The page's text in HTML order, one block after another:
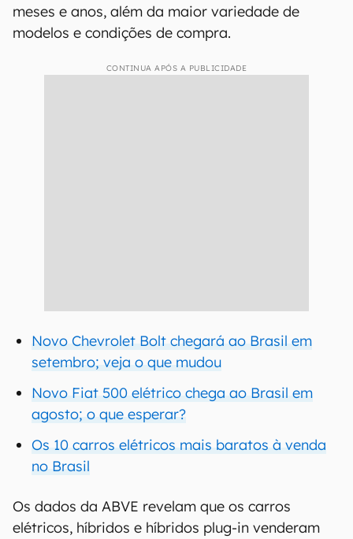
meses e anos, além da maior variedade de
modelos e condições de compra.
CONTINUA APÓS A PUBLICIDADE
Novo Chevrolet Bolt chegará ao Brasil em
setembro; veja o que mudou
Novo Fiat 500 elétrico chega ao Brasil em
agosto; o que esperar?
Os 10 carros elétricos mais baratos à venda
no Brasil
Os dados da ABVE revelam que os carros
elétricos, híbridos e híbridos plug-in venderam